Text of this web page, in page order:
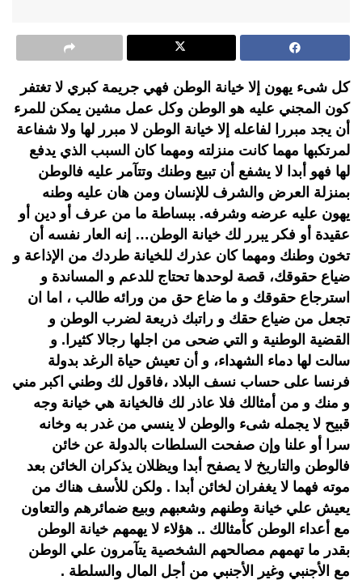
كل شىء يهون إلا خيانة الوطن فهي جريمة كبري لا تغتفر
كون المجني عليه هو الوطن وكل عمل مشين يمكن للمرء
أن يجد مبررا لفاعله إلا خيانة الوطن لا مبرر لها ولا شفاعة
لمرتكبها مهما كانت منزلته ومهما كان السبب الذي يدفع
لها فهو أبدا لا يشفع أن تبيع وطنك وتتآمر عليه فالوطن
بمنزلة العرض والشرف للإنسان ومن هان عليه وطنه
يهون عليه عرضه وشرفه. ببساطة ما من عرف أو دين أو
عقيدة أو فكر يبرر لك خيانة الوطن… إنه العار نفسه أن
تخون وطنك ومهما كان عذرك للخيانة طردك من الإذاعة و
ضياع حقوقك، قصة لوحدها تحتاج للدعم و المساندة و
استرجاع حقوقك و ما ضاع حق من ورائه طالب ، اما ان
تجعل من ضياع حقك و راتبك ذريعة لضرب الوطن و
القضية الوطنية و التي ضحى من اجلها رجالا كثيرا. و
سالت لها دماء الشهداء، و أن تعيش حياة الرغد بدولة
فرنسا على حساب نسف البلاد ،فاقول لك وطني اكبر مني
و منك و من أمثالك فلا عاذر لك فالخيانة هي خيانة وجه
قبيح لا يجمله شىء والوطن لا ينسي من غدر به وخانه
سرا أو علنا وإن صفحت السلطات بالدولة عن خائن
فالوطن والتاريخ لا يصفح أبدا ويظلان يذكران الخائن بعد
موته فهما لا يغفران لخائن أبدا . ولكن للأسف هناك من
يعيش علي خيانة وطنهم وشعبهم وبيع ضمائرهم والتعاون
مع أعداء الوطن كأمثالك .. هؤلاء لا يهمهم خيانة الوطن
بقدر ما تهمهم مصالحهم الشخصية يتآمرون علي الوطن
مع الأجنبي وغير الأجنبي من أجل المال والسلطة .